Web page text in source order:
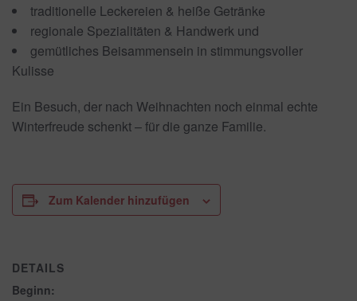
traditionelle Leckereien & heiße Getränke
regionale Spezialitäten & Handwerk und
gemütliches Beisammensein in stimmungsvoller
Kulisse
Ein Besuch, der nach Weihnachten noch einmal echte
Winterfreude schenkt – für die ganze Familie.
Zum Kalender hinzufügen
DETAILS
Beginn: